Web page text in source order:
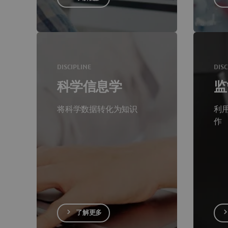
DISCIPLINE
科学信息学
将科学数据转化为知识
了解更多
利
作